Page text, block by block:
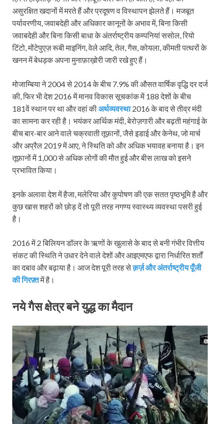
असुरक्षित खदानों में मरते हैं और प्रदूषण व विस्थापन झेलते हैं। मजबूत
पर्यावरणीय, जवाबदेही और अधिकार कानूनों के अभाव में, बिना किसी
जवाबदेही और बिना किसी बाधा के अंतर्राष्ट्रीय कम्पनियां ससोल, रियो
टिंटो, मोंटेपुएज़ रूबी माइनिंग, वेले आदि, तेल, गैस, कोयला, कीमती पत्थरों के
खनन में बेधड़क अपना मुनाफ़ाख़ोरी जारी रखे हुए हैं।
मोजाम्बिया ने 2004 से 2014 के बीच 7.9% की औसत वार्षिक वृद्धि दर दर्ज
की, फिर भी देश 2016 में मानव विकास सूचकांक में 188 देशों के बीच
181वें स्थान पर था और वहां कीअर्थव्यवस्था2016 के बाद से तीव्र मंदी
का सामना कर रही है। भयंकर आर्थिक मंदी, बेरोज़गारी और बढ़ती महंगाई के
बीच बार-बार आने वाले चक्रवाती तूफ़ानों, जैसे इडाई और केनेथ, जो मार्च
और अप्रैल 2019 में आए, ने स्थिति को और अधिक भयावह बनाया है। इन
तूफ़ानों में 1,000 से अधिक लोगों की मौत हुई और बीस लाख को इसने
प्रभावित किया।
इनके अलावा देश में हैजा, मलेरिया और कुपोषण की एक सतत पृष्ठभूमि है और
कुछ खास शहरों को छोड़ दें तो पूरी तरह नगण्य स्वास्थ्य व्यवस्था पसरी हुई
है।
2016 में 2 बिलियन डॉलर के ऋणों के खुलासे के बाद से बनी गंभीर वित्तीय
संकट की स्थिति ने उधार देने वाले देशों और आइएमएफ द्वारा निर्धारित शर्तों
का दबाव और बढ़ाया है। आज देश पूरी तरह सेक़र्ज़ और अंतर्राष्ट्रीय पूँजी
की गिरफ़्तमें है।
नये गैस क्षेत्र बने युद्ध का मैदान